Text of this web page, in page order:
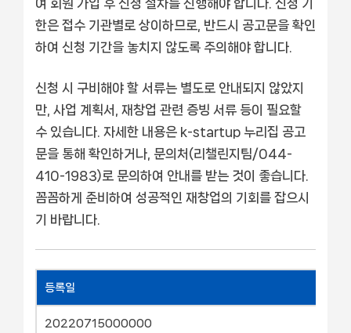
여 회원 가입 후 신청 절차를 진행해야 합니다. 신청 기
한은 접수 기관별로 상이하므로, 반드시 공고문을 확인
하여 신청 기간을 놓치지 않도록 주의해야 합니다.
신청 시 구비해야 할 서류는 별도로 안내되지 않았지
만, 사업 계획서, 재창업 관련 증빙 서류 등이 필요할
수 있습니다. 자세한 내용은 k-startup 누리집 공고
문을 통해 확인하거나, 문의처(리챌린지팀/044-
410-1983)로 문의하여 안내를 받는 것이 좋습니다.
꼼꼼하게 준비하여 성공적인 재창업의 기회를 잡으시
기 바랍니다.
등록일
20220715000000